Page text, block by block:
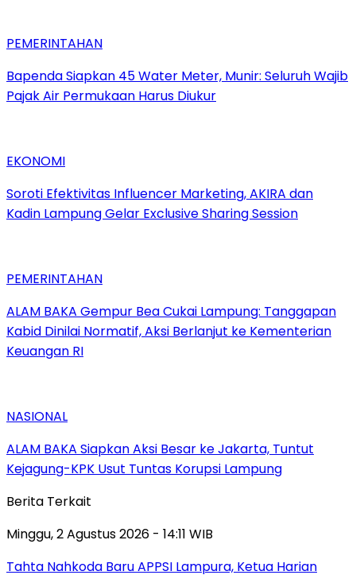
PEMERINTAHAN
‎Bapenda Siapkan 45 Water Meter, Munir: Seluruh Wajib
Pajak Air Permukaan Harus Diukur
EKONOMI
Soroti Efektivitas Influencer Marketing, AKIRA dan
Kadin Lampung Gelar Exclusive Sharing Session
PEMERINTAHAN
ALAM BAKA Gempur Bea Cukai Lampung: Tanggapan
Kabid Dinilai Normatif, Aksi Berlanjut ke Kementerian
Keuangan RI
NASIONAL
ALAM BAKA Siapkan Aksi Besar ke Jakarta, Tuntut
Kejagung-KPK Usut Tuntas Korupsi Lampung
Berita Terkait
Minggu, 2 Agustus 2026 - 14:11 WIB
Tahta Nahkoda Baru APPSI Lampura, Ketua Harian